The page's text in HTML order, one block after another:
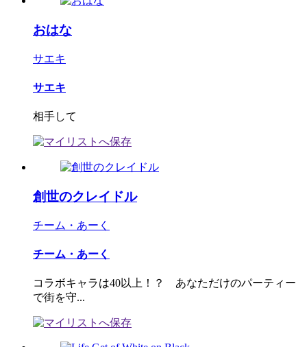
おはな
サエキ
サエキ
相手して
創世のクレイドル
チーム・あーく
チーム・あーく
コラボキャラは40以上！？ あなただけのパーティー
で街を守...